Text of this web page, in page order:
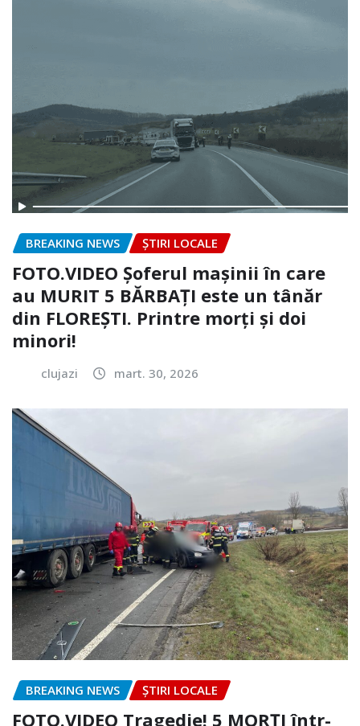
BREAKING NEWS ȘTIRI LOCALE
FOTO.VIDEO Șoferul mașinii în care
au MURIT 5 BĂRBAȚI este un tânăr
din FLOREȘTI. Printre morți și doi
minori!
clujazi mart. 30, 2026
BREAKING NEWS ȘTIRI LOCALE
FOTO.VIDEO Tragedie! 5 MORȚI într-